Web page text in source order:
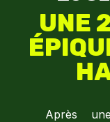
UNE
Après